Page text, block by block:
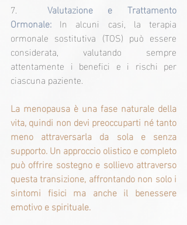
7. Valutazione e Trattamento
Ormonale: In alcuni casi, la terapia
ormonale sostitutiva (TOS) può essere
considerata, valutando sempre
attentamente i benefici e i rischi per
ciascuna paziente.
La menopausa è una fase naturale della
vita, quindi non devi preoccuparti né tanto
meno attraversarla da sola e senza
supporto. Un approccio olistico e completo
può offrire sostegno e sollievo attraverso
questa transizione, affrontando non solo i
sintomi fisici ma anche il benessere
emotivo e spirituale.